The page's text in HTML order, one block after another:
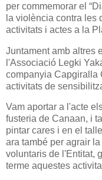
per commemorar el
la violència contra les
activitats i actes a la
Juntament amb altres
l'Associació Legki
companyia Capgiralla
activitats de
Vam aportar a l'acte
fusteria de Canaan, i
pintar cares i en el
ara també per agrair
voluntaris de l'Entitat,
terme aquestes